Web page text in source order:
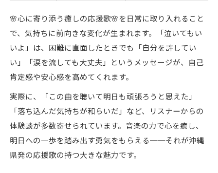
🌸心に寄り添う癒しの応援歌🌸を日常に取り入れること
で、気持ちに前向きな変化が生まれます。「泣いてもい
いよ」は、困難に直面したときでも「自分を許してい
い」「涙を流しても大丈夫」というメッセージが、自己
肯定感や安心感を高めてくれます。
実際に、「この曲を聴いて明日も頑張ろうと思えた」
「落ち込んだ気持ちが和らいだ」など、リスナーからの
体験談が多数寄せられています。音楽の力で心を癒し、
明日への一歩を踏み出す勇気をもらえる──それが沖縄
県発の応援歌の持つ大きな魅力です。